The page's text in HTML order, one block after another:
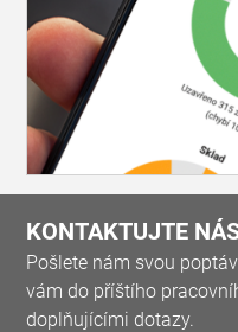
KONTAKTUJTE
Pošlete nám svou
vám do příštího
doplňujícími dotazy.